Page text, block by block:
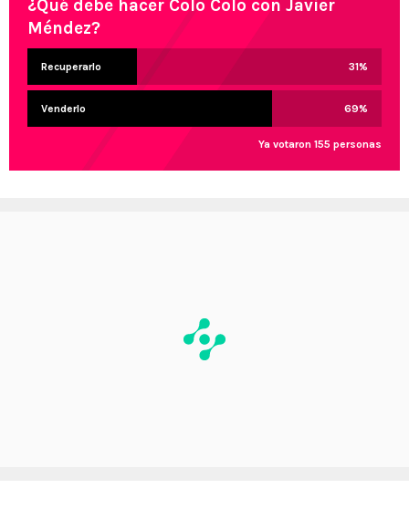
¿Qué debe hacer Colo Colo con Javier
Méndez?
Recuperarlo 31%
Venderlo 69%
Ya votaron 155 personas